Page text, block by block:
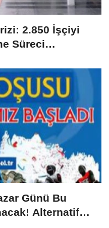
2.850 İşçiyi
Süreci
Günü Bu
Alternatif